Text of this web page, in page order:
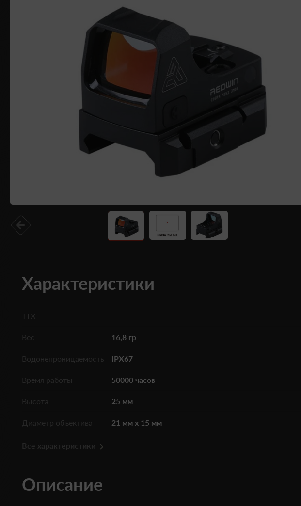
Характеристики
ТТХ
Вес 16,8 гр
Водонепроницаемость IPX67
Время работы 50000 часов
Высота 25 мм
Диаметр объектива 21 мм x 15 мм
Все характеристики
Описание